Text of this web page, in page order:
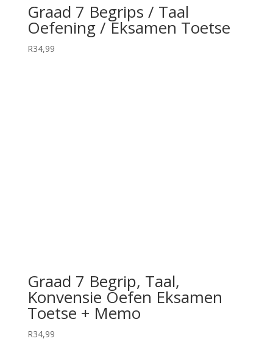
Graad 7 Begrips / Taal
Oefening / Eksamen Toetse
R34,99
Graad 7 Begrip, Taal,
Konvensie Oefen Eksamen
Toetse + Memo
R34,99